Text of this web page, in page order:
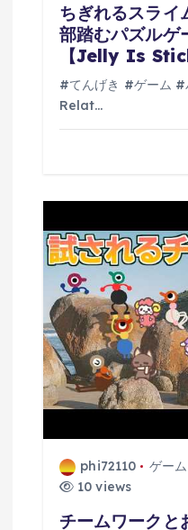
ちぎれるスライ
部踏むパズル
【Jelly Is
#てんげき #ゲーム #
Relat…
phi72110 ゲーム
10 views
チームワークと